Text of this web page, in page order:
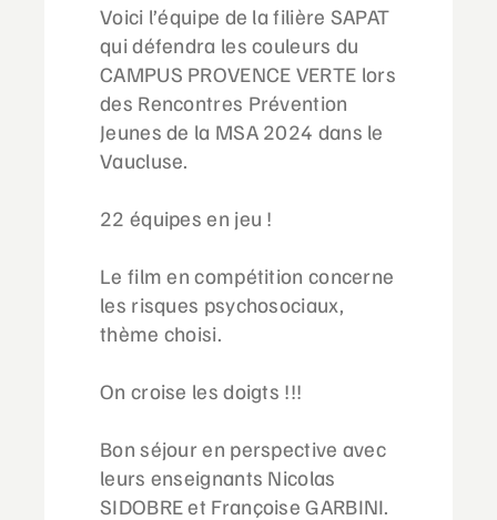
Voici l’équipe de la filière SAPAT
qui défendra les couleurs du
CAMPUS PROVENCE VERTE lors
des Rencontres Prévention
Jeunes de la MSA 2024 dans le
Vaucluse.
22 équipes en jeu !
Le film en compétition concerne
les risques psychosociaux,
thème choisi.
On croise les doigts !!!
Bon séjour en perspective avec
leurs enseignants Nicolas
SIDOBRE et Françoise GARBINI.